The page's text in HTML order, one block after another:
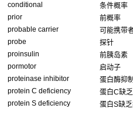
conditional
条件概率
prior
前概率
probable carrier
可能携带
probe
探针
proinsulin
前胰岛素
pormotor
启动子
proteinase inhibitor
蛋白酶抑
protein C deficiency
蛋白C缺
protein S deficiency
蛋白S缺